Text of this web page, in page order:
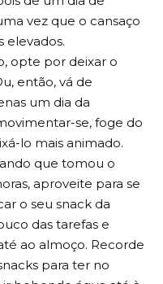
vez que o cansaço
elevados.
opte por deixar o
então, vá de
um dia da
se, foge do
lo mais animado.
que tomou o
aproveite para se
o seu snack da
das tarefas e
ao almoço. Recorde
s para ter no